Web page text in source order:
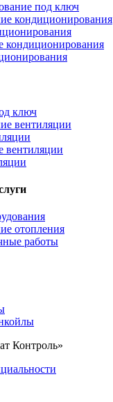
под ключ
кондиционирования
кондиционирования
ключ
вентиляции
вентиляции
отопления
работы
Контроль»